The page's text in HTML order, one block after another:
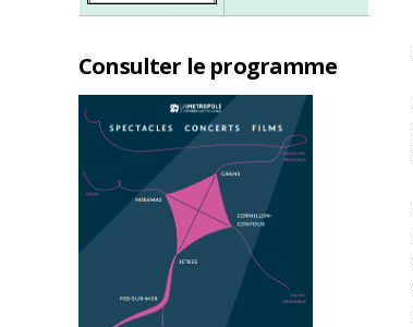
Consulter le programme